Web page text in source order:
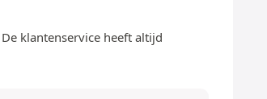
klantenservice heeft altijd